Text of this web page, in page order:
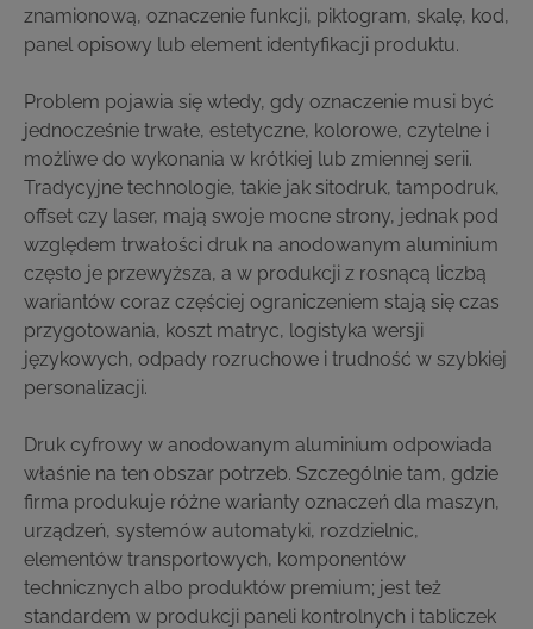
znamionową, oznaczenie funkcji, piktogram, skalę, kod,
panel opisowy lub element identyfikacji produktu.
Problem pojawia się wtedy, gdy oznaczenie musi być
jednocześnie trwałe, estetyczne, kolorowe, czytelne i
możliwe do wykonania w krótkiej lub zmiennej serii.
Tradycyjne technologie, takie jak sitodruk, tampodruk,
offset czy laser, mają swoje mocne strony, jednak pod
względem trwałości druk na anodowanym aluminium
często je przewyższa, a w produkcji z rosnącą liczbą
wariantów coraz częściej ograniczeniem stają się czas
przygotowania, koszt matryc, logistyka wersji
językowych, odpady rozruchowe i trudność w szybkiej
personalizacji.
Druk cyfrowy w anodowanym aluminium odpowiada
właśnie na ten obszar potrzeb. Szczególnie tam, gdzie
firma produkuje różne warianty oznaczeń dla maszyn,
urządzeń, systemów automatyki, rozdzielnic,
elementów transportowych, komponentów
technicznych albo produktów premium; jest też
standardem w produkcji paneli kontrolnych i tabliczek